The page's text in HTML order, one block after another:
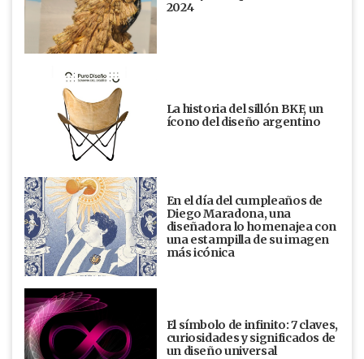
2024
La historia del sillón BKF, un
ícono del diseño argentino
En el día del cumpleaños de
Diego Maradona, una
diseñadora lo homenajea con
una estampilla de su imagen
más icónica
El símbolo de infinito: 7 claves,
curiosidades y significados de
un diseño universal